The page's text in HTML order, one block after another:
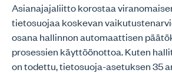
Asianajajaliitto korostaa
tietosuojaa koskevan
osana hallinnon automaattisen
prosessien käyttöönottoa. Kuten
on todettu, tietosuoja-asetuksen 35